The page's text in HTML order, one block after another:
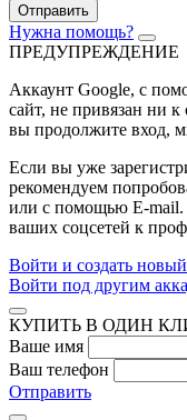
Отправить
Нужна помощь?
ПРЕДУПРЕЖДЕНИЕ
Аккаунт Google, с
сайт, не привязан ни к одному из пользователей сайта. Если
вы продолжите вход,
Если вы уже
рекомендуем попробовать
или с помощью E-mail.
Войти и создать
Войти под другим
КУПИТЬ В ОДИН
Ваше имя
Ваш телефон
Отправить